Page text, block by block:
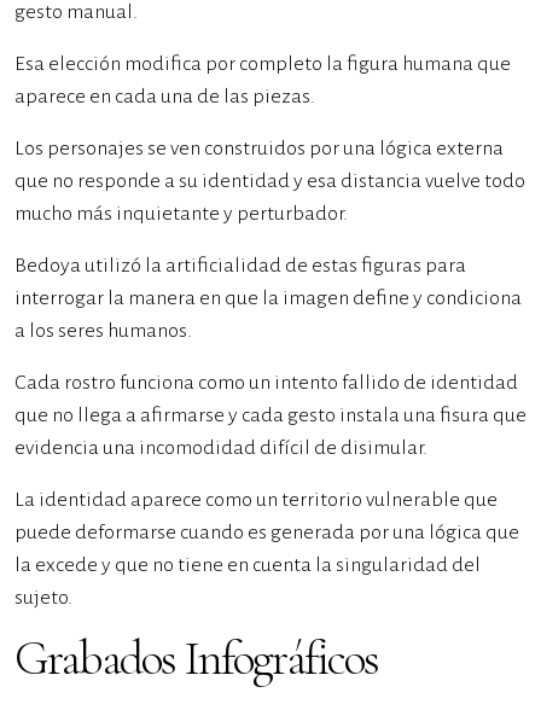
gesto manual.
Esa elección modifica por completo la figura humana que
aparece en cada una de las piezas.
Los personajes se ven construidos por una lógica externa
que no responde a su identidad y esa distancia vuelve todo
mucho más inquietante y perturbador.
Bedoya utilizó la artificialidad de estas figuras para
interrogar la manera en que la imagen define y condiciona
a los seres humanos.
Cada rostro funciona como un intento fallido de identidad
que no llega a afirmarse y cada gesto instala una fisura que
evidencia una incomodidad difícil de disimular.
La identidad aparece como un territorio vulnerable que
puede deformarse cuando es generada por una lógica que
la excede y que no tiene en cuenta la singularidad del
sujeto.
Grabados Infográficos